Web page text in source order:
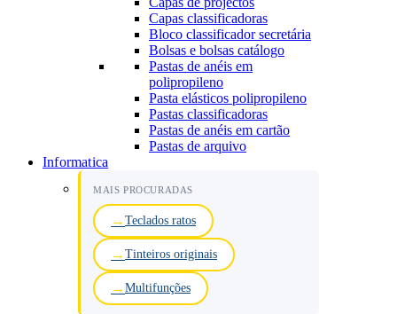
Capas classificadoras
Bloco classificador secretária
Bolsas e bolsas catálogo
Pastas de anéis em
polipropileno
Pasta elásticos polipropileno
Pastas classificadoras
Pastas de anéis em cartão
Pastas de arquivo
Informatica
MAIS PROCURADAS
Teclados ratos
Tinteiros originais
Multifunções